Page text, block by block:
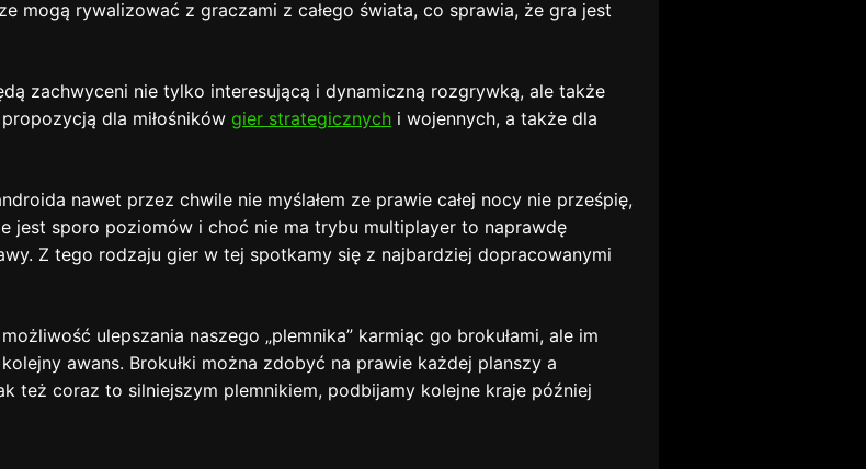
mogą rywalizować z graczami z całego świata, co sprawia, że gra jest
zachwyceni nie tylko interesującą i dynamiczną rozgrywką, ale także
dla miłośnikówgier strategicznych i wojennych, a także dla
nawet przez chwile nie myślałem ze prawie całej nocy nie prześpię,
jest sporo poziomów i choć nie ma trybu multiplayer to naprawdę
Z tego rodzaju gier w tej spotkamy się z najbardziej dopracowanymi
ulepszania naszego „plemnika” karmiąc go brokułami, ale im
awans. Brokułki można zdobyć na prawie każdej planszy a
też coraz to silniejszym plemnikiem, podbijamy kolejne kraje później